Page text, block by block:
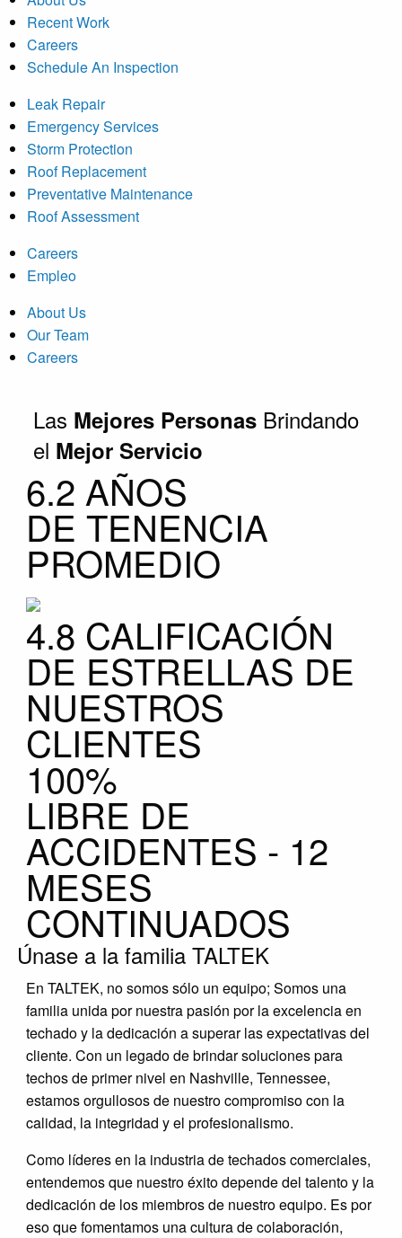
Recent Work
Careers
Schedule An Inspection
Leak Repair
Emergency Services
Storm Protection
Roof Replacement
Preventative Maintenance
Roof Assessment
Careers
Empleo
About Us
Our Team
Careers
Las Mejores Personas Brindando
el Mejor Servicio
6.2 AÑOS
DE TENENCIA
PROMEDIO
4.8 CALIFICACIÓN
DE ESTRELLAS DE
NUESTROS
CLIENTES
100%
LIBRE DE
ACCIDENTES - 12
MESES
CONTINUADOS
Únase a la familia TALTEK
En TALTEK, no somos sólo un equipo; Somos una
familia unida por nuestra pasión por la excelencia en
techado y la dedicación a superar las expectativas del
cliente. Con un legado de brindar soluciones para
techos de primer nivel en Nashville, Tennessee,
estamos orgullosos de nuestro compromiso con la
calidad, la integridad y el profesionalismo.
Como líderes en la industria de techados comerciales,
entendemos que nuestro éxito depende del talento y la
dedicación de los miembros de nuestro equipo. Es por
eso que fomentamos una cultura de colaboración,